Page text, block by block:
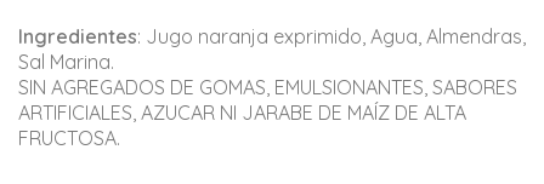
Ingredientes: Jugo naranja exprimido, Agua, Almendras,
Sal Marina.
SIN AGREGADOS DE GOMAS, EMULSIONANTES, SABORES
ARTIFICIALES, AZUCAR NI JARABE DE MAÍZ DE ALTA
FRUCTOSA.